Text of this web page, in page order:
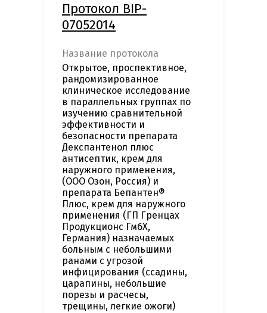
Протокол BIP-
07052014
Название протокола
Открытое, проспективное,
рандомизированное
клиническое исследование
в параллельных группах по
изучению сравнительной
эффективности и
безопасности препарата
Декспантенол плюс
антисептик, крем для
наружного применения,
(ООО Озон, Россия) и
препарата Бепантен®
Плюс, крем для наружного
применения (ГП Гренцах
Продукционс ГмбХ,
Германия) назначаемых
больным с небольшими
ранами с угрозой
инфицирования (ссадины,
царапины, небольшие
порезы и расчесы,
трещины, легкие ожоги)